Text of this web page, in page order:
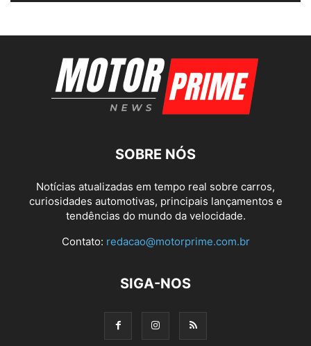
SOBRE NÓS
Notícias atualizadas em tempo real sobre carros,
curiosidades automotivas, principais lançamentos e
tendências do mundo da velocidade.
Contato: redacao@motorprime.com.br
SIGA-NOS